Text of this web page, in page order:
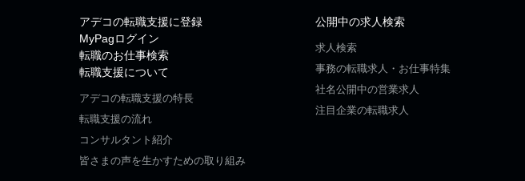
アデコの転職支援に登録
MyPagログイン
転職のお仕事検索
転職支援について
アデコの転職支援の特長
転職支援の流れ
コンサルタント紹介
皆さまの声を生かすための取り組み
公開中の求人検索
求人検索
事務の転職求人・お仕事特集
社名公開中の営業求人
注目企業の転職求人